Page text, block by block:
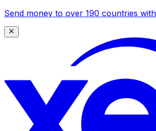
Send money to over 190 countries